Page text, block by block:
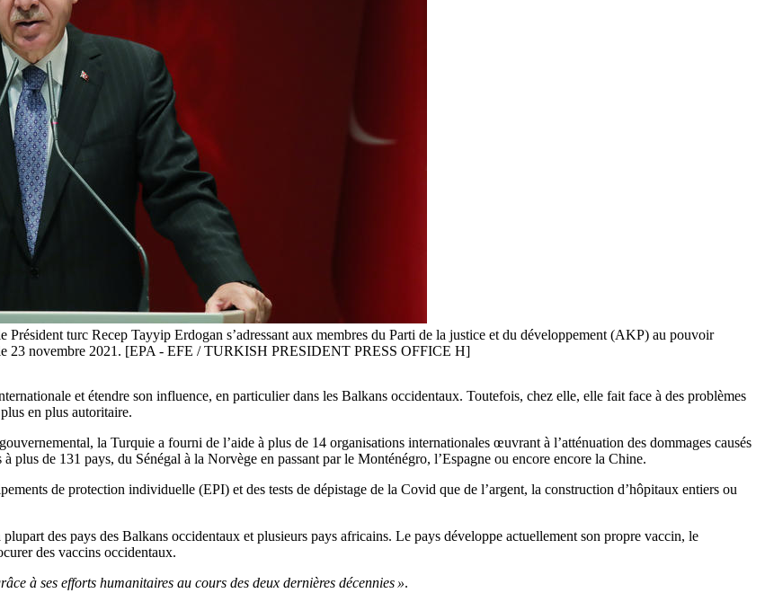
Président turc Recep Tayyip Erdogan s’adressant aux membres du Parti de la justice et du développement (AKP) au pouvoir
23 novembre 2021. [EPA - EFE / TURKISH PRESIDENT PRESS OFFICE H]
et étendre son influence, en particulier dans les Balkans occidentaux. Toutefois, chez elle, elle fait face à des problèmes
en plus autoritaire.
la Turquie a fourni de l’aide à plus de 14 organisations internationales œuvrant à l’atténuation des dommages causés
plus de 131 pays, du Sénégal à la Norvège en passant par le Monténégro, l’Espagne ou encore encore la Chine.
de protection individuelle (EPI) et des tests de dépistage de la Covid que de l’argent, la construction d’hôpitaux entiers ou
des pays des Balkans occidentaux et plusieurs pays africains. Le pays développe actuellement son propre vaccin, le
des vaccins occidentaux.
à ses efforts humanitaires au cours des deux dernières décennies ».